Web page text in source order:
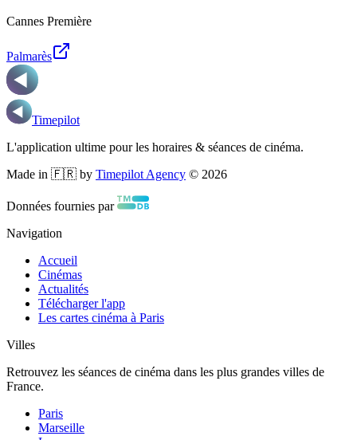
Cannes Première
Palmarès
Timepilot
L'application ultime pour les horaires & séances de cinéma.
Made in 🇫🇷 by Timepilot Agency © 2026
Données fournies par
Navigation
Accueil
Cinémas
Actualités
Télécharger l'app
Les cartes cinéma à Paris
Villes
Retrouvez les séances de cinéma dans les plus grandes villes de
France.
Paris
Marseille